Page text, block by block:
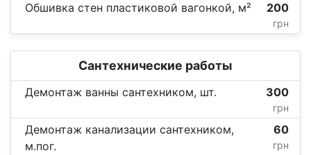
Обшивка стен пластиковой вагонкой, м² 200
грн
Сантехнические работы
Демонтаж ванны сантехником, шт. 300
грн
Демонтаж канализации сантехником,
м.пог.
60
грн